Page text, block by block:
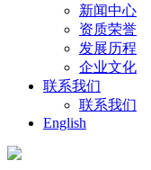
新闻中心
资质荣誉
发展历程
企业文化
联系我们
联系我们
English